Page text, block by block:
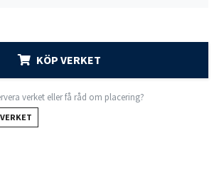
KÖP VERKET
verket eller få råd om placering?